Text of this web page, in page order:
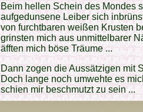
Beim hellen Schein des Mondes
aufgedunsene Leiber sich
von furchtbaren weißen Krusten
grinsten mich aus unmittelbarer
äfften mich böse Träume ...
Dann zogen die Aussätzigen mit
Doch lange noch umwehte es
schien mir beschmutzt zu sein ...